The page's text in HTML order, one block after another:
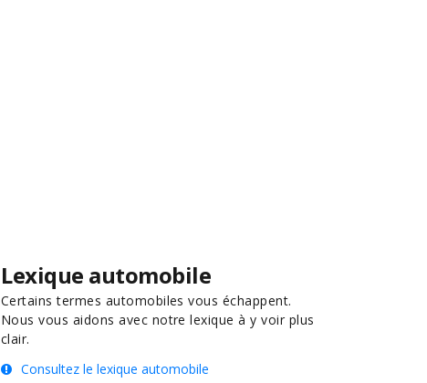
Lexique automobile
Certains termes automobiles vous échappent.
Nous vous aidons avec notre lexique à y voir plus
clair.
Consultez le lexique automobile